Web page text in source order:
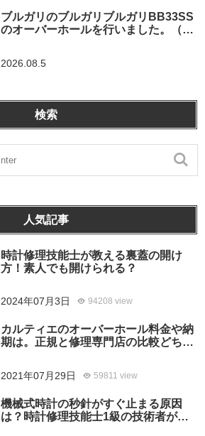
ブルガリのブルガリブルガリBB33SS
のオーバーホールを行いました。（埼
2026.08.5
検索
人気記事
時計修理技能士が教える裏蓋の開け
方！素人でも開けられる？
2024年07月3日 94208 view
カルティエのオーバーホール料金や納
期は。正規と修理専門店の比較どちら
2021年07月29日 59811 view
機械式時計の秒針がすぐ止まる原因
は？時計修理技能士1級の技術者がお